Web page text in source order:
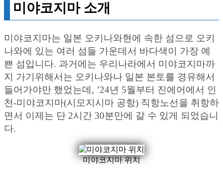
미야코지마 소개
미야코지마는 일본 오키나와현에 속한 섬으로 오키
나와에 있는 여러 섬들 가운데서 바다색이 가장 예
쁜 섬입니다. 과거에는 우리나라에서 미야코지마까
지 가기위해서는 오키나와나 일본 본토를 경유해서
들어가야만 했었는데, ’24년 5월부터 진에어에서 인
천-미야코지마(시모지시마 공항) 직항노선을 취항하
면서 이제는 단 2시간 30분만에 갈 수 있게 되었습니
다.
미야코지마 위치